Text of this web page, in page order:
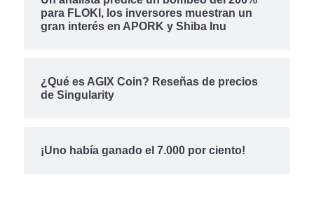
para FLOKI, los inversores muestran un
gran interés en APORK y Shiba Inu
¿Qué es AGIX Coin? Reseñas de precios
de Singularity
¡Uno había ganado el 7.000 por ciento!